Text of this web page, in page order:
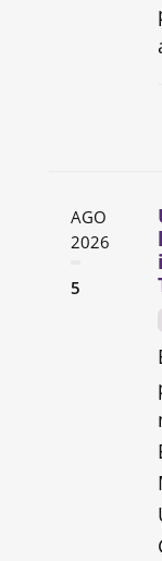
AGO
2026
5